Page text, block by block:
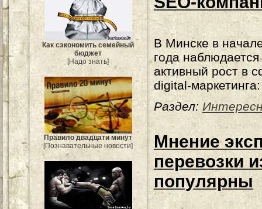
Как сэкономить семейный
бюджет
[Надо знать]
Правило двадцати минут
[Познавательные новости]
В Минске в
года наблюдается
активный рост в
digital-маркетинга:
Раздел:
Мнение
перевозки
популярны